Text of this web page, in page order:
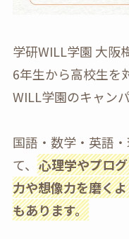
学研WILL学園 大阪
6年生から高校生を
WILL学園のキャン
国語・数学・英語
て、 心理学やプロ
力や想像力を磨く
もあります。